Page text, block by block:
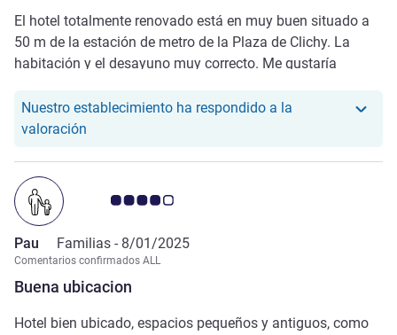
El hotel totalmente renovado está en muy buen situado a
50 m de la estación de metro de la Plaza de Clichy. La
habitación y el desayuno muy correcto. Me gustaría
de todo. En resumen muy buen hotel para una estancia en
París.
Nuestro establecimiento ha respondido a la
valoración
Buena ubicacion
Nota de clientes de Avis 4.0/5
Pau Familias - 8/01/2025
Comentarios confirmados ALL
Hotel bien ubicado, espacios pequeños y antiguos, como